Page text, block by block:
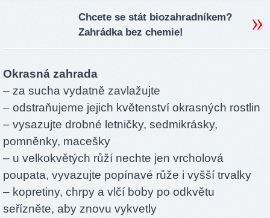
Chcete se stát biozahradníkem?
Zahrádka bez chemie!
Okrasná zahrada
– za sucha vydatně zavlažujte
– odstraňujeme jejich květenství okrasných rostlin
– vysazujte drobné letničky, sedmikrásky,
pomněnky, macešky
– u velkokvětých růží nechte jen vrcholová
poupata, vyvazujte popínavé růže i vyšší trvalky
– kopretiny, chrpy a vlčí boby po odkvětu
seřízněte, aby znovu vykvetly